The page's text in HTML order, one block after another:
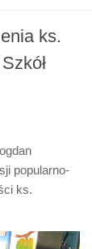
ks.
popularno-
ks.